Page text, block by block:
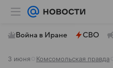
Война в Иране СВО
3 июня Комсомольская правда